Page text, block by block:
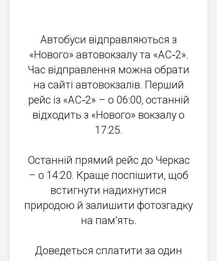
Автобуси відправляються з
«Нового» автовокзалу та «АС‐2».
Час відправлення можна обрати
на сайті автовокзалів. Перший
рейс із «АС‐2» – о 06:00, останній
відходить з «Нового» вокзалу о
17:25.
Останній прямий рейс до Черкас
– о 14:20. Краще поспішити, щоб
встигнути надихнутися
природою й залишити фотозгадку
на пам’ять.
Доведеться сплатити за один